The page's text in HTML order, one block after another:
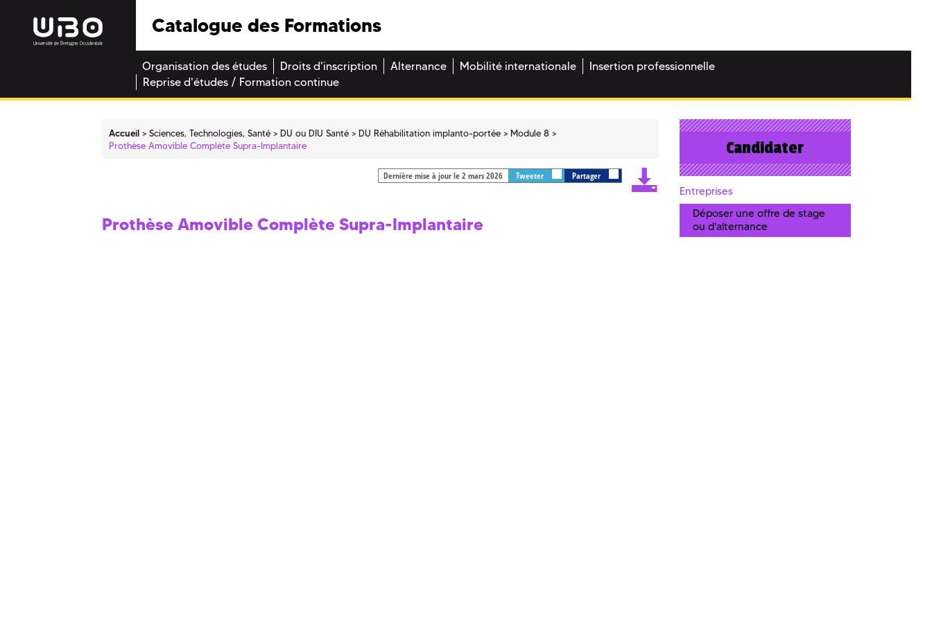
Catalogue des Formations
Organisation des études Droits d'inscription Alternance Mobilité internationale
Insertion professionnelle
Reprise d'études / Formation continue
Accueil Sciences, Technologies, Santé DU ou DIU Santé DU Réhabilitation implanto-portée
Module 8
Prothèse Amovible Complète Supra-Implantaire
Dernière mise à jour le 2 mars 2026 Tweeter Partager
Prothèse Amovible Complète Supra-Implantaire
Candidater
Entreprises
Déposer une offre de stage
ou d'alternance